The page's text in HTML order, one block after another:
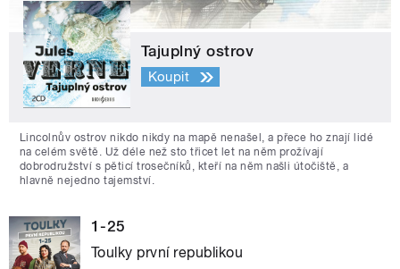
Tajuplný ostrov
Koupit
Lincolnův ostrov nikdo nikdy na mapě nenašel, a přece ho znají lidé
na celém světě. Už déle než sto třicet let na něm prožívají
dobrodružství s pěticí trosečníků, kteří na něm našli útočiště, a
hlavně nejedno tajemství.
1-25
Toulky první republikou